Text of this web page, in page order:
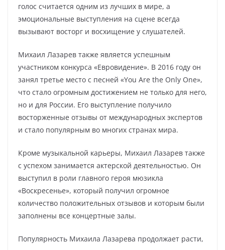
голос считается одним из лучших в мире, а
эмоциональные выступления на сцене всегда
вызывают восторг и восхищение у слушателей.
Михаил Лазарев также является успешным
участником конкурса «Евровидение». В 2016 году он
занял третье место с песней «You Are the Only One»,
что стало огромным достижением не только для него,
но и для России. Его выступление получило
восторженные отзывы от международных экспертов
и стало популярным во многих странах мира.
Кроме музыкальной карьеры, Михаил Лазарев также
с успехом занимается актерской деятельностью. Он
выступил в роли главного героя мюзикла
«Воскресенье», который получил огромное
количество положительных отзывов и которым были
заполнены все концертные залы.
Популярность Михаила Лазарева продолжает расти,